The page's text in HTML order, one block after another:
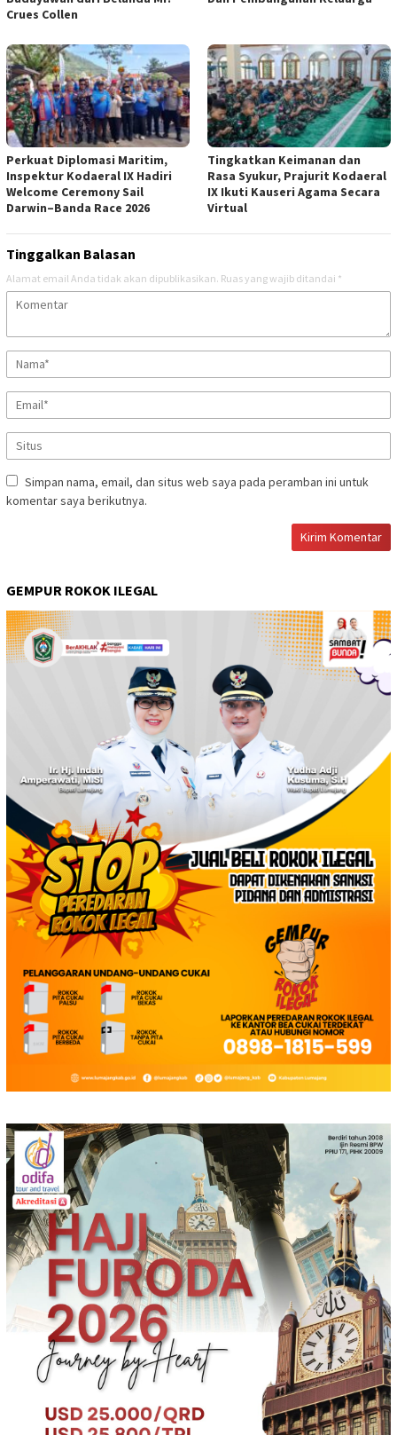
Crues Collen
Perkuat Diplomasi Maritim,
Inspektur Kodaeral IX Hadiri
Welcome Ceremony Sail
Darwin–Banda Race 2026
Tingkatkan Keimanan dan
Rasa Syukur, Prajurit Kodaeral
IX Ikuti Kauseri Agama Secara
Virtual
Tinggalkan Balasan
Alamat email Anda tidak akan dipublikasikan. Ruas yang wajib ditandai *
Simpan nama, email, dan situs web saya pada peramban ini untuk
komentar saya berikutnya.
GEMPUR ROKOK ILEGAL